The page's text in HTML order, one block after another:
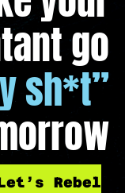
go
sh*t”
Rebel